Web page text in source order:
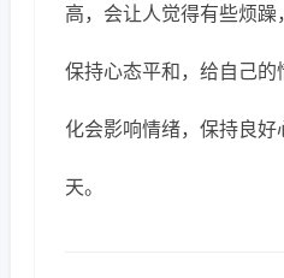
高，会让人觉得有些烦躁
保持心态平和，给自己的
化会影响情绪，保持良
天。